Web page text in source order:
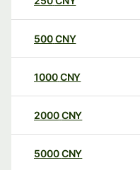
500CNY
1000CNY
2000CNY
5000CNY